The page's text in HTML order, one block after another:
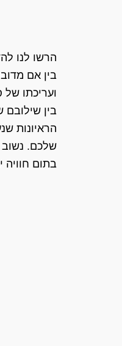
הרשו לנו
בין אם
ועריכתו
בין שילובם
הראיונות
שלכם. נשוב
בתום חוויה